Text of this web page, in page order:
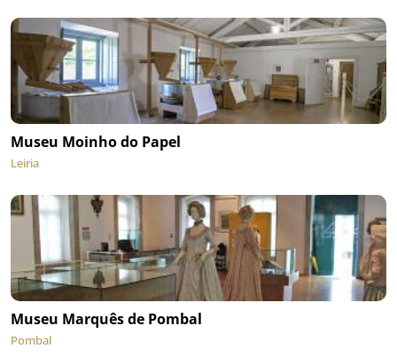
Museu Moinho do Papel
Leiria
Museu Marquês de Pombal
Pombal